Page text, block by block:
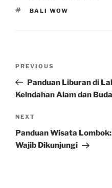
TAGS
BALI WOW
Previous
Post
PREVIOUS
Panduan Liburan di
Keindahan Alam dan
Next
Post
NEXT
Panduan Wisata
Wajib Dikunjungi